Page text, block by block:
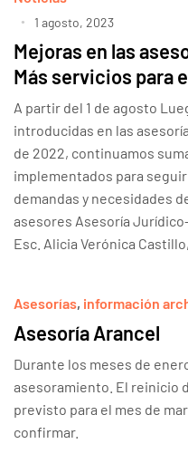
1 agosto, 2023
Mejoras en las
Más servicios para
A partir del 1 de agosto
introducidas en las
de 2022, continuamos
implementados para
demandas y necesidades
asesores Asesoría
Esc. Alicia Verónica
Asesorías, información
Asesoría Arancel
Durante los meses de
asesoramiento. El reinicio
previsto para el mes de
confirmar.